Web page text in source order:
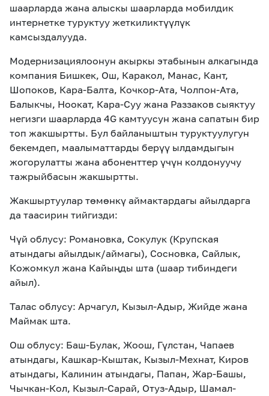
шаарларда жана алыскы шаарларда мобилдик
интернетке туруктуу жеткиликтүүлүк
камсыздалууда.
Модернизациялоонун акыркы этабынын алкагында
компания Бишкек, Ош, Каракол, Манас, Кант,
Шопоков, Кара-Балта, Кочкор-Ата, Чолпон-Ата,
Балыкчы, Ноокат, Кара-Суу жана Раззаков сыяктуу
негизги шаарларда 4G камтуусун жана сапатын бир
топ жакшыртты. Бул байланыштын туруктуулугун
бекемдеп, маалыматтарды берүү ылдамдыгын
жогорулатты жана абоненттер үчүн колдонуучу
тажрыйбасын жакшыртты.
Жакшыртуулар төмөнкү аймактардагы айылдарга
да таасирин тийгизди:
Чүй облусу: Романовка, Сокулук (Крупская
атындагы айылдык/аймагы), Сосновка, Сайлык,
Кожомкул жана Кайыңды шта (шаар тибиндеги
айыл).
Талас облусу: Арчагул, Кызыл-Адыр, Жийде жана
Маймак шта.
Ош облусу: Баш-Булак, Жоош, Гүлстан, Чапаев
атындагы, Кашкар-Кыштак, Кызыл-Мехнат, Киров
атындагы, Калинин атындагы, Папан, Жар-Башы,
Чычкан-Кол, Кызыл-Сарай, Отуз-Адыр, Шамал-